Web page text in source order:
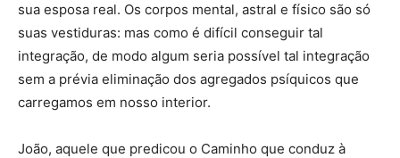
sua esposa real. Os corpos mental, astral e físico são só
suas vestiduras: mas como é difícil conseguir tal
integração, de modo algum seria possível tal integração
sem a prévia eliminação dos agregados psíquicos que
carregamos em nosso interior.
João, aquele que predicou o Caminho que conduz à